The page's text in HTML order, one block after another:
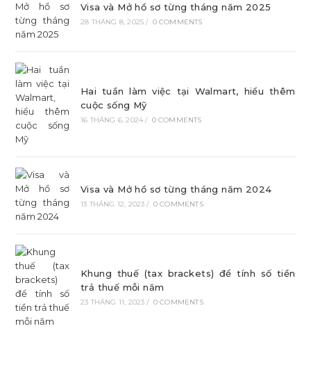
Visa và Mở hồ sơ từng tháng năm 2025
28 THÁNG 8, 2025 / 0 COMMENTS
Hai tuần làm việc tại Walmart, hiểu thêm
cuộc sống Mỹ
16 THÁNG 6, 2024 / 0 COMMENTS
Visa và Mở hồ sơ từng tháng năm 2024
13 THÁNG 12, 2023 / 0 COMMENTS
Khung thuế (tax brackets) để tính số tiền
trả thuế mỗi năm
23 THÁNG 11, 2023 / 0 COMMENTS